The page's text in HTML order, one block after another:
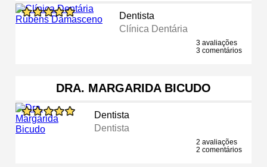
Dentista
Clínica Dentária
3 avaliações
3 comentários
DRA. MARGARIDA BICUDO
Dentista
Dentista
2 avaliações
2 comentários